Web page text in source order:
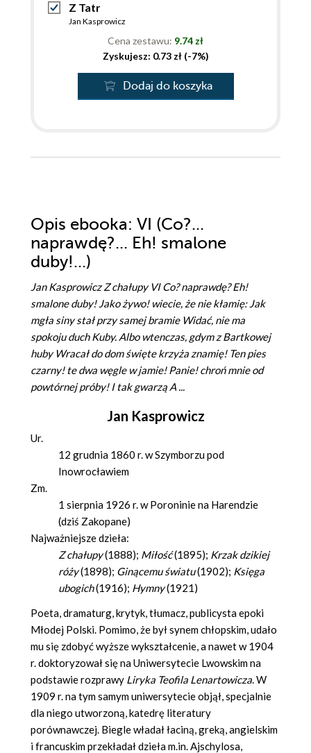
Z Tatr
Jan Kasprowicz
Cena zestawu: 9.74 zł
Zyskujesz: 0.73 zł (-7%)
Dodaj do koszyka
Opis ebooka: VI (Co?...
naprawdę?... Eh! smalone
duby!...)
Jan Kasprowicz Z chałupy VI Co? naprawdę? Eh!
smalone duby! Jako żywo! wiecie, że nie kłamię: Jak
mgła siny stał przy samej bramie Widać, nie ma
spokoju duch Kuby. Albo wtenczas, gdym z Bartkowej
huby Wracał do dom święte krzyża znamię! Ten pies
czarny! te dwa węgle w jamie! Panie! chroń mnie od
powtórnej próby! I tak gwarzą A ...
Jan Kasprowicz
Ur.
12 grudnia 1860 r. w Szymborzu pod
Inowrocławiem
Zm.
1 sierpnia 1926 r. w Poroninie na Harendzie
(dziś Zakopane)
Najważniejsze dzieła:
Z chałupy(1888); Miłość(1895); Krzak dzikiej
róży(1898); Ginącemu światu(1902); Księga
ubogich(1916); Hymny(1921)
Poeta, dramaturg, krytyk, tłumacz, publicysta epoki
Młodej Polski. Pomimo, że był synem chłopskim, udało
mu się zdobyć wyższe wykształcenie, a nawet w 1904
r. doktoryzował się na Uniwersytecie Lwowskim na
podstawie rozprawy Liryka Teofila Lenartowicza. W
1909 r. na tym samym uniwersytecie objął, specjalnie
dla niego utworzoną, katedrę literatury
porównawczej. Biegle władał łaciną, greką, angielskim
i francuskim przekładał dzieła m.in. Ajschylosa,